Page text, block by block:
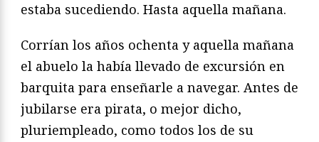
estaba sucediendo. Hasta aquella mañana.
Corrían los años ochenta y aquella mañana
el abuelo la había llevado de excursión en
barquita para enseñarle a navegar. Antes de
jubilarse era pirata, o mejor dicho,
pluriempleado, como todos los de su